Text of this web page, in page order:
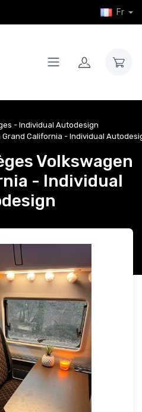
Fr
- Individual Autodesign
California - Individual
Volkswagen
- Individual